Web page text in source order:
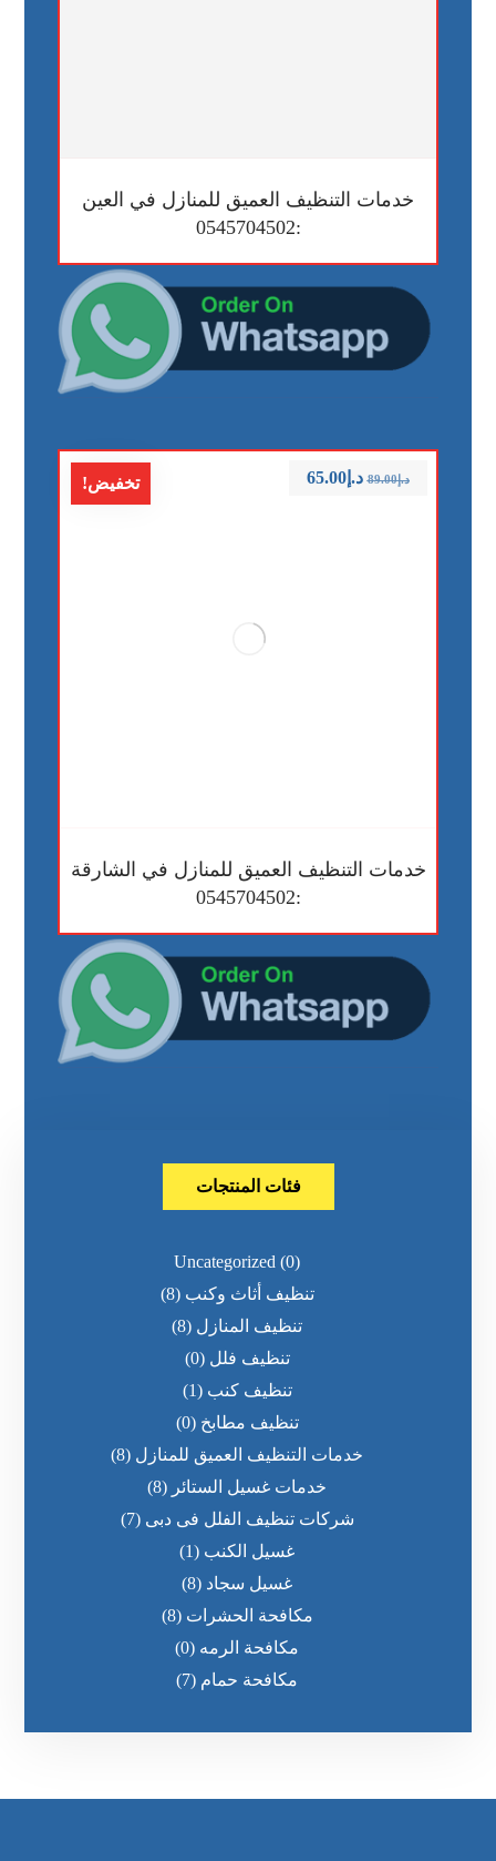
خدمات التنظيف العميق للمنازل في العين
:0545704502
تخفيض!
خدمات التنظيف العميق للمنازل في الشارقة
:0545704502
د.إ89.00 د.إ65.00
فئات المنتجات
Uncategorized (0)
تنظيف أثاث وكنب (8)
تنظيف المنازل (8)
تنظيف فلل (0)
تنظيف كنب (1)
تنظيف مطابخ (0)
خدمات التنظيف العميق للمنازل (8)
خدمات غسيل الستائر (8)
شركات تنظيف الفلل فى دبى (7)
غسيل الكنب (1)
غسيل سجاد (8)
مكافحة الحشرات (8)
مكافحة الرمه (0)
مكافحة حمام (7)